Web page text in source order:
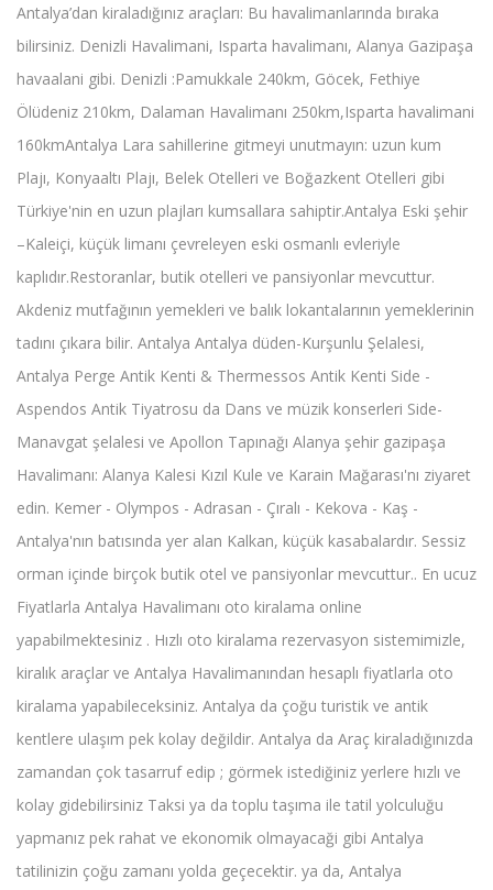
Antalya’dan kiraladığınız araçları: Bu havalimanlarında bıraka
bilirsiniz. Denizli Havalimani, Isparta havalimanı, Alanya Gazipaşa
havaalani gibi. Denizli :Pamukkale 240km, Göcek, Fethiye
Ölüdeniz 210km, Dalaman Havalimanı 250km,Isparta havalimani
160kmAntalya Lara sahillerine gitmeyi unutmayın: uzun kum
Plajı, Konyaaltı Plajı, Belek Otelleri ve Boğazkent Otelleri gibi
Türkiye'nin en uzun plajları kumsallara sahiptir.Antalya Eski şehir
–Kaleiçi, küçük limanı çevreleyen eski osmanlı evleriyle
kaplıdır.Restoranlar, butik otelleri ve pansiyonlar mevcuttur.
Akdeniz mutfağının yemekleri ve balık lokantalarının yemeklerinin
tadını çıkara bilir. Antalya Antalya düden-Kurşunlu Şelalesi,
Antalya Perge Antik Kenti & Thermessos Antik Kenti Side -
Aspendos Antik Tiyatrosu da Dans ve müzik konserleri Side-
Manavgat şelalesi ve Apollon Tapınağı Alanya şehir gazipaşa
Havalimanı: Alanya Kalesi Kızıl Kule ve Karain Mağarası'nı ziyaret
edin. Kemer - Olympos - Adrasan - Çıralı - Kekova - Kaş -
Antalya'nın batısında yer alan Kalkan, küçük kasabalardır. Sessiz
orman içinde birçok butik otel ve pansiyonlar mevcuttur.. En ucuz
Fiyatlarla Antalya Havalimanı oto kiralama online
yapabilmektesiniz . Hızlı oto kiralama rezervasyon sistemimizle,
kiralık araçlar ve Antalya Havalimanından hesaplı fiyatlarla oto
kiralama yapabileceksiniz. Antalya da çoğu turistik ve antik
kentlere ulaşım pek kolay değildir. Antalya da Araç kiraladığınızda
zamandan çok tasarruf edip ; görmek istediğiniz yerlere hızlı ve
kolay gidebilirsiniz Taksi ya da toplu taşıma ile tatil yolculuğu
yapmanız pek rahat ve ekonomik olmayacaği gibi Antalya
tatilinizin çoğu zamanı yolda geçecektir. ya da, Antalya